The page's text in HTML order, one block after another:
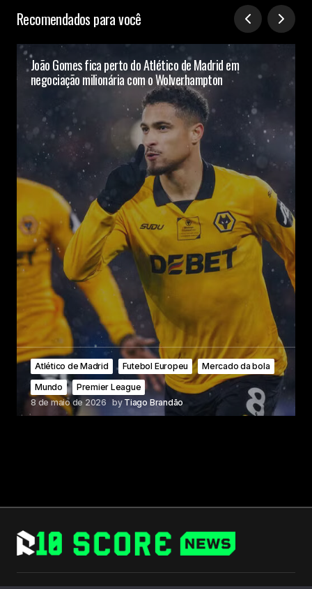
Recomendados para você
João Gomes fica perto do Atlético de Madrid em
negociação milionária com o Wolverhampton
Atlético de Madrid Futebol Europeu
Mercado da bola
Mundo
Premier League
8 de maio de 2026 by Tiago Brandão